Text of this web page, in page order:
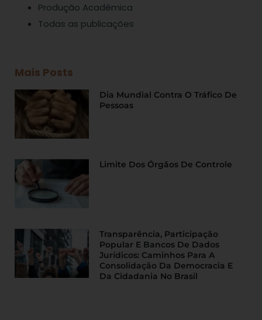
Produção Acadêmica
Todas as publicações
Mais Posts
Dia Mundial Contra O Tráfico De
Pessoas
Limite Dos Órgãos De Controle
Transparência, Participação
Popular E Bancos De Dados
Jurídicos: Caminhos Para A
Consolidação Da Democracia E
Da Cidadania No Brasil